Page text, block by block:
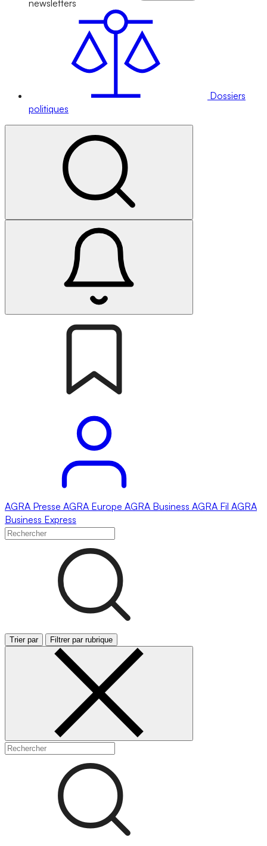
newsletters
Dossiers
politiques
AGRA Presse AGRA Europe AGRA Business AGRA Fil AGRA
Business Express
Trier par Filtrer par rubrique